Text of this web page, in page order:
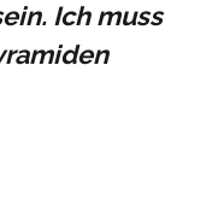
Ich muss